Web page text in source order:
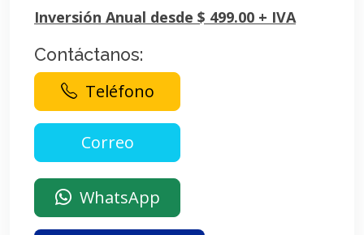
Inversión Anual desde $ 499.00 + IVA
Contáctanos:
Teléfono
WhatsApp